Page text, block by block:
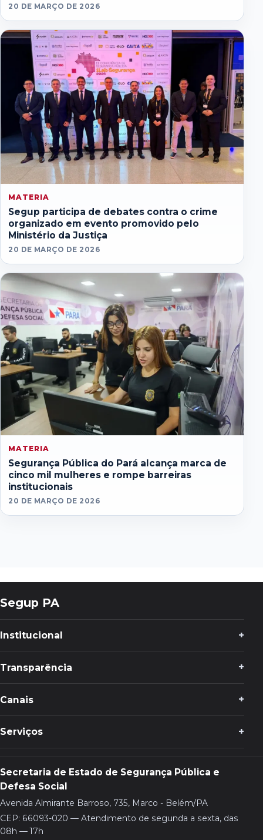
20 DE MARÇO DE 2026
MATERIA
Segup participa de debates contra o crime
organizado em evento promovido pelo
Ministério da Justiça
20 DE MARÇO DE 2026
MATERIA
Segurança Pública do Pará alcança marca de
cinco mil mulheres e rompe barreiras
institucionais
20 DE MARÇO DE 2026
Segup PA
Institucional
Transparência
Canais
Serviços
Secretaria de Estado de Segurança Pública e
Defesa Social
Avenida Almirante Barroso, 735, Marco - Belém/PA
CEP: 66093-020 — Atendimento de segunda a sexta, das
08h — 17h